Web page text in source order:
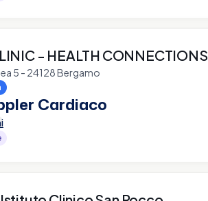
- HEALTH CONNECTIONS
5 - 24128 Bergamo
Cardiaco